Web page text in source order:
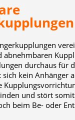
durchaus für
kein Anhänger
und stört
beim Be- oder